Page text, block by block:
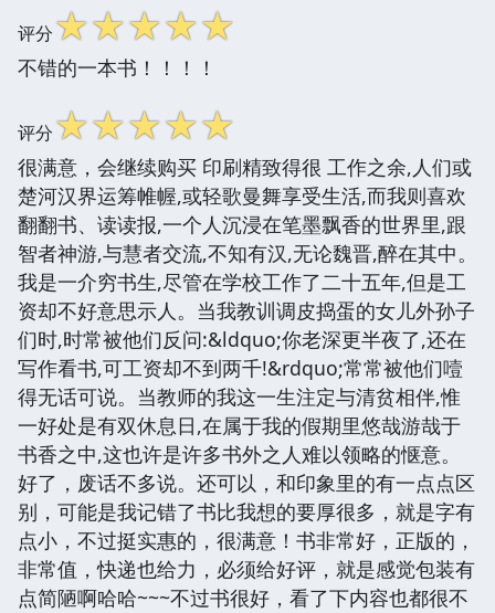
评分☆☆☆☆☆
不错的一本书！！！！
评分☆☆☆☆☆
很满意，会继续购买 印刷精致得很 工作之余,人们或
楚河汉界运筹帷幄,或轻歌曼舞享受生活,而我则喜欢
翻翻书、读读报,一个人沉浸在笔墨飘香的世界里,跟
智者神游,与慧者交流,不知有汉,无论魏晋,醉在其中。
我是一介穷书生,尽管在学校工作了二十五年,但是工
资却不好意思示人。当我教训调皮捣蛋的女儿外孙子
们时,时常被他们反问:&ldquo;你老深更半夜了,还在
写作看书,可工资却不到两千!&rdquo;常常被他们噎
得无话可说。当教师的我这一生注定与清贫相伴,惟
一好处是有双休息日,在属于我的假期里悠哉游哉于
书香之中,这也许是许多书外之人难以领略的惬意。
好了，废话不多说。还可以，和印象里的有一点点区
别，可能是我记错了书比我想的要厚很多，就是字有
点小，不过挺实惠的，很满意！书非常好，正版的，
非常值，快递也给力，必须给好评，就是感觉包装有
点简陋啊哈哈~~~不过书很好，看了下内容也都很不